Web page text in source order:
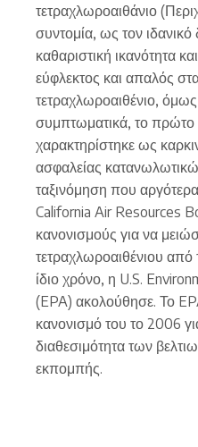
τετραχλωροαιθάνιο
συντομία, ως τον ιδανικό
καθαριστική ικανότητα
εύφλεκτος και απαλός
τετραχλωροαιθένιο,
συμπτωματικά, το πρώτο
χαρακτηρίστηκε ως
ασφαλείας
ταξινόμηση που
California Air Resources
κανονισμούς για να
τετραχλωροαιθένιου από
ίδιο χρόνο, η U.S.
(EPA) ακολούθησε. Το
κανονισμό του το 2006
διαθεσιμότητα των
εκπομπής.